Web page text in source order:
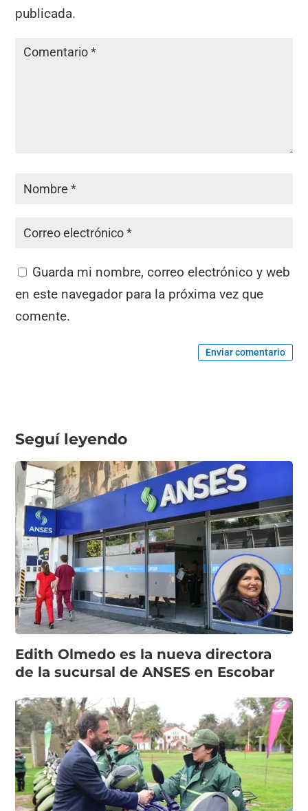
publicada.
Guarda mi nombre, correo electrónico y web
en este navegador para la próxima vez que
comente.
Enviar comentario
Seguí leyendo
Edith Olmedo es la nueva directora
de la sucursal de ANSES en Escobar